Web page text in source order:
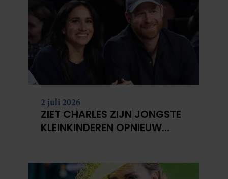
2 juli 2026
ZIET CHARLES ZIJN JONGSTE
KLEINKINDEREN OPNIEUW